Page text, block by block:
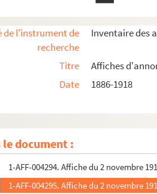
de l'instrument de
recherche
Inventaire des
Titre
Affiches
Date
1886-1918
le document :
Mars
Avril
1-AFF-004291. Affiche du 2 novembre
1-AFF-004292. Affiche du 2 novembre
1-AFF-004293. Affiche du 2 novembre
1-AFF-004294. Affiche du 2 novembre
1-AFF-004295. Affiche du 2 novembre